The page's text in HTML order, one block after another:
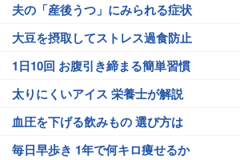
夫の「産後うつ」にみられる症状
大豆を摂取してストレス過食防止
1日10回 お腹引き締まる簡単習慣
太りにくいアイス 栄養士が解説
血圧を下げる飲みもの 選び方は
毎日早歩き 1年で何キロ痩せるか